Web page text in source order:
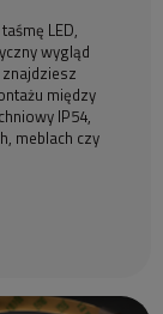
LED,
wygląd
znajdziesz
między
IP54,
meblach czy